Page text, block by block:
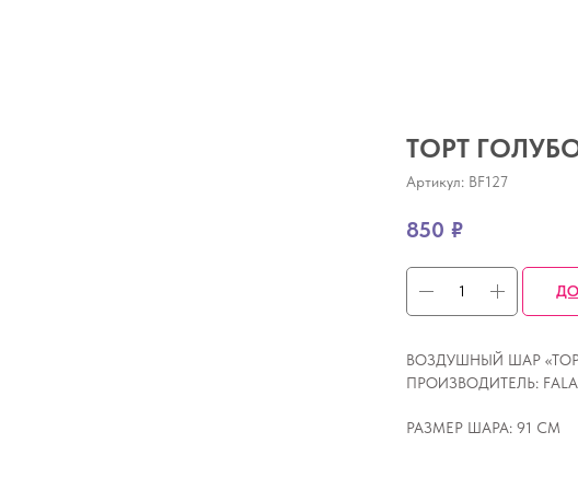
ТОРТ
Артикул: BF127
850 ₽
ВОЗДУШНЫЙ ШАР
ПРОИЗВОДИТЕЛЬ:
РАЗМЕР ШАРА: 91 СМ